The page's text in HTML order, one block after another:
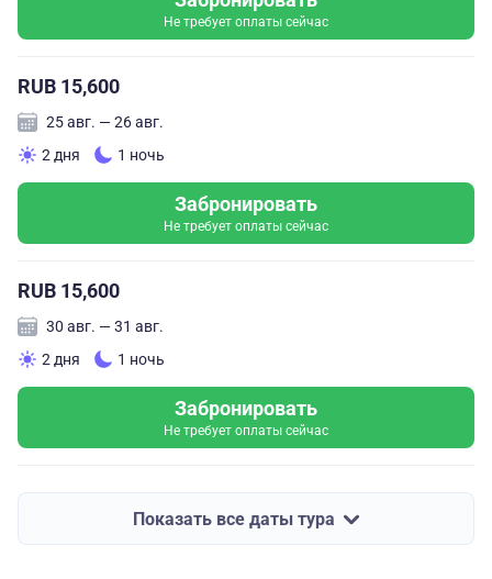
Не требует оплаты сейчас
RUB 15,600
25 авг. — 26 авг.
2 дня
1 ночь
Забронировать
Не требует оплаты сейчас
RUB 15,600
30 авг. — 31 авг.
2 дня
1 ночь
Забронировать
Не требует оплаты сейчас
Показать все даты тура